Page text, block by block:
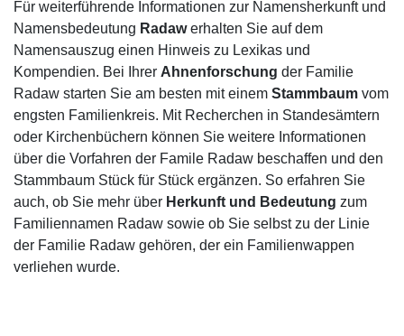
Für weiterführende Informationen zur Namensherkunft und
Namensbedeutung Radawerhalten Sie auf dem
Namensauszug einen Hinweis zu Lexikas und
Kompendien. Bei Ihrer Ahnenforschung der Familie
Radaw starten Sie am besten mit einem Stammbaum vom
engsten Familienkreis. Mit Recherchen in Standesämtern
oder Kirchenbüchern können Sie weitere Informationen
über die Vorfahren der Famile Radaw beschaffen und den
Stammbaum Stück für Stück ergänzen. So erfahren Sie
auch, ob Sie mehr über Herkunft und Bedeutung zum
Familiennamen Radaw sowie ob Sie selbst zu der Linie
der Familie Radaw gehören, der ein Familienwappen
verliehen wurde.